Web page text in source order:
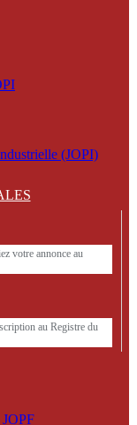
(JOPI)
votre annonce au
au Registre du
JOPF